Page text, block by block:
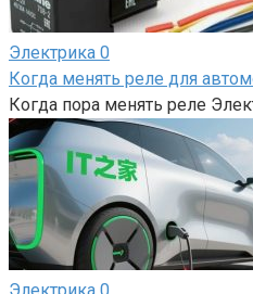
Электрика 0
Когда менять реле для
Когда пора менять реле